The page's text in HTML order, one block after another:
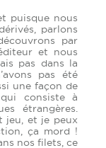
puisque nous
parlons
par
et nous
pas dans la
pas été
une façon de
consiste à
étrangères.
jeu, et je peux
ça mord !
nos filets, ce